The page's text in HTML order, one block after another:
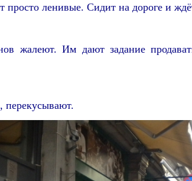
ленивые. Сидит на дороге и
жалеют. Им дают задание
перекусывают.